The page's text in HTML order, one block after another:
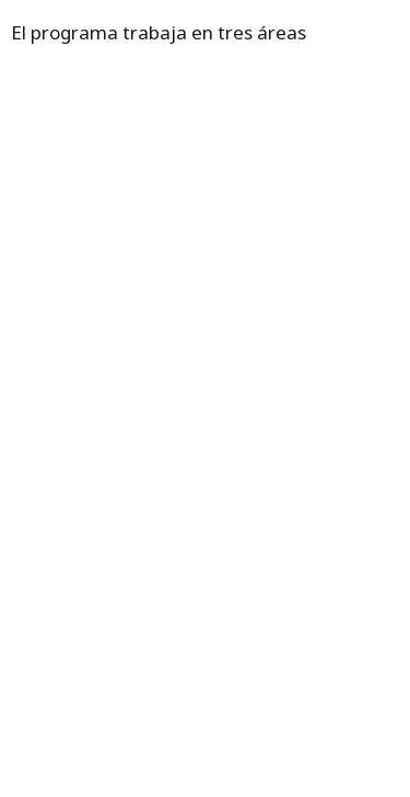
El programa trabaja en tres áreas